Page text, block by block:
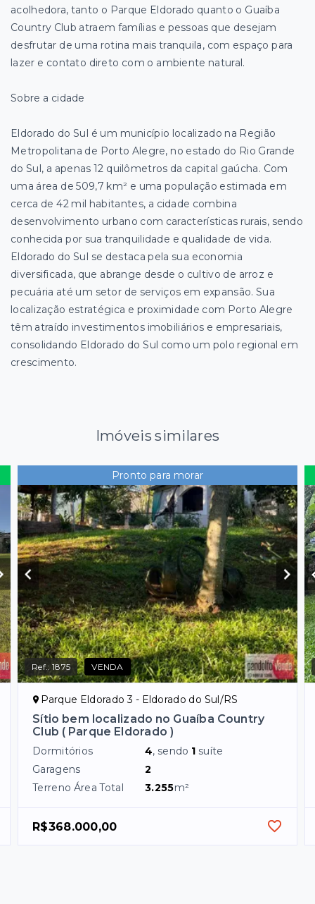
acolhedora, tanto o Parque Eldorado quanto o Guaíba
Country Club atraem famílias e pessoas que desejam
desfrutar de uma rotina mais tranquila, com espaço para
lazer e contato direto com o ambiente natural.
Sobre a cidade
Eldorado do Sul é um município localizado na Região
Metropolitana de Porto Alegre, no estado do Rio Grande
do Sul, a apenas 12 quilômetros da capital gaúcha. Com
uma área de 509,7 km² e uma população estimada em
cerca de 42 mil habitantes, a cidade combina
desenvolvimento urbano com características rurais, sendo
conhecida por sua tranquilidade e qualidade de vida.
Eldorado do Sul se destaca pela sua economia
diversificada, que abrange desde o cultivo de arroz e
pecuária até um setor de serviços em expansão. Sua
localização estratégica e proximidade com Porto Alegre
têm atraído investimentos imobiliários e empresariais,
consolidando Eldorado do Sul como um polo regional em
crescimento.
Imóveis similares
Pronto para morar
Ref.:1875 VENDA
Parque Eldorado 3 - Eldorado do Sul/RS
Sítio bem localizado no Guaíba Country
Club ( Parque Eldorado )
Dormitórios 4, sendo 1 suíte
Garagens
2
Terreno Área Total
3.255m²
R$368.000,00